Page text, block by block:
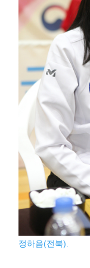
정하음(전북).